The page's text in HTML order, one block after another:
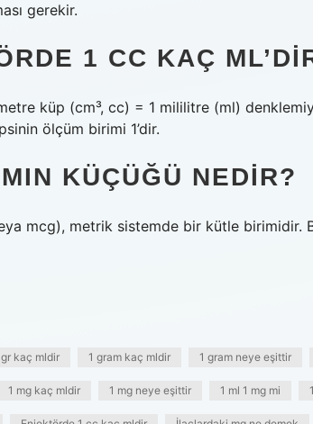
gerekir.
1 CC KAÇ
küp (cm³, cc) = 1 mililitre (ml)
ölçüm birimi 1’dir.
KÜÇÜĞÜ NEDIR?
mcg), metrik sistemde bir kütle birimidir.
gr kaç mldir 1 gram kaç mldir 1 gram neye eşittir
1 mg kaç mldir 1 mg neye eşittir 1 ml 1 mg mi